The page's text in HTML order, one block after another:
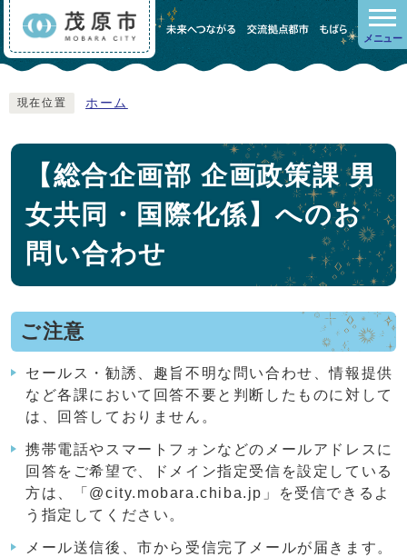
メニュー
現在位置 ホーム
【総合企画部 企画政策課 男
女共同・国際化係】へのお
問い合わせ
ご注意
セールス・勧誘、趣旨不明な問い合わせ、情報提供
など各課において回答不要と判断したものに対して
は、回答しておりません。
携帯電話やスマートフォンなどのメールアドレスに
回答をご希望で、ドメイン指定受信を設定している
方は、「@city.mobara.chiba.jp」を受信できるよ
う指定してください。
メール送信後、市から受信完了メールが届きます。